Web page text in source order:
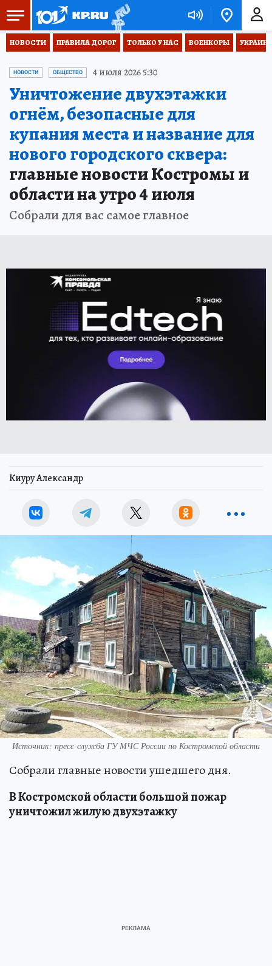
НОВОСТИ ПРАВИЛА ДОРОГ ТОЛЬКО У НАС ВОЕНКОРЫ
НОВОСТИ ОБЩЕСТВО 4 июля 2026 5:30
Уничтожение двухэтажки
огнём, безопасные для
купания места и название для
нового городского сквера:
главные новости Костромы и
области на утро 4 июля
Собрали для вас самое главное
Киуру Александр
Источник: пресс-служба ГУ МЧС России по Костромской области
Собрали главные новости ушедшего дня.
В Костромской области большой пожар
уничтожил жилую двухэтажку